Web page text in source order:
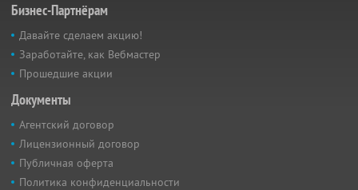
Бизнес-Партнёрам
Давайте сделаем акцию!
Заработайте, как Вебмастер
Прошедшие акции
Документы
Агентский договор
Лицензионный договор
Публичная оферта
Политика конфиденциальности